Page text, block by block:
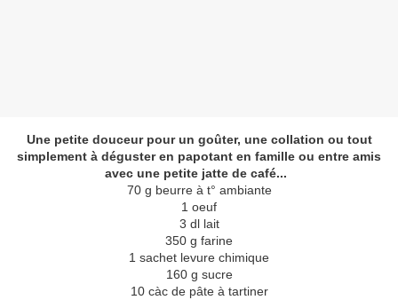
Une petite douceur pour un goûter, une collation ou tout
simplement à déguster en papotant en famille ou entre amis
avec une petite jatte de café...
70 g beurre à t° ambiante
1 oeuf
3 dl lait
350 g farine
1 sachet levure chimique
160 g sucre
10 càc de pâte à tartiner